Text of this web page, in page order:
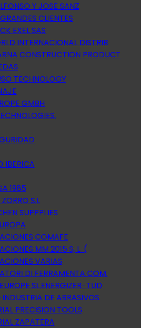
Y JOSE SANZ
CLIENTES
EXEL SAS
INTERNACIONAL DISTRIB
CONSTRUCTION PRODUCT
TECHNOLOGY
GMBH
IBERICA
1985
S.L
SUPPPLIES
COMAFE
MM 2015 S, L. (
VARIAS
DI FERRAMENTA COM.
SL.ENERGIZER-TUD
DE ABRASIVOS
PRECISION TOOLS
ZAPATERA